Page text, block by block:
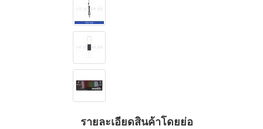
รายละเอียดสินค้าโดยย่อ